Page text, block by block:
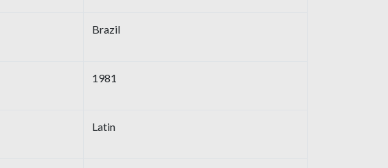
Brazil
1981
Latin